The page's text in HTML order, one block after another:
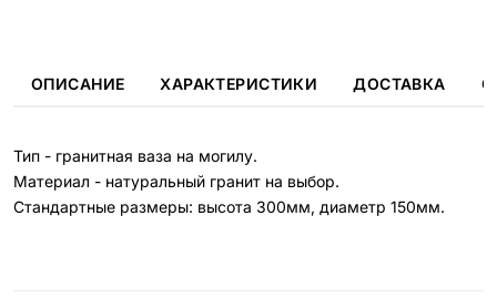
ОПИСАНИЕ ХАРАКТЕРИСТИКИ ДОСТАВКА
Тип - гранитная ваза на могилу.
Материал - натуральный гранит на выбор.
Стандартные размеры: высота 300мм, диаметр 150мм.